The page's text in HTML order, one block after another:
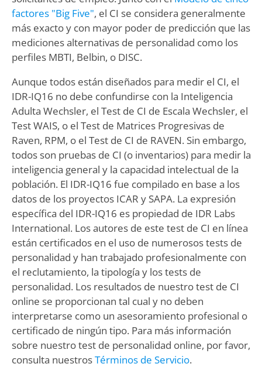
factores "Big Five", el CI se considera generalmente
más exacto y con mayor poder de predicción que las
mediciones alternativas de personalidad como los
perfiles MBTI, Belbin, o DISC.
Aunque todos están diseñados para medir el CI, el
IDR-IQ16 no debe confundirse con la Inteligencia
Adulta Wechsler, el Test de CI de Escala Wechsler, el
Test WAIS, o el Test de Matrices Progresivas de
Raven, RPM, o el Test de CI de RAVEN. Sin embargo,
todos son pruebas de CI (o inventarios) para medir la
inteligencia general y la capacidad intelectual de la
población. El IDR-IQ16 fue compilado en base a los
datos de los proyectos ICAR y SAPA. La expresión
específica del IDR-IQ16 es propiedad de IDR Labs
International. Los autores de este test de CI en línea
están certificados en el uso de numerosos tests de
personalidad y han trabajado profesionalmente con
el reclutamiento, la tipología y los tests de
personalidad. Los resultados de nuestro test de CI
online se proporcionan tal cual y no deben
interpretarse como un asesoramiento profesional o
certificado de ningún tipo. Para más información
sobre nuestro test de personalidad online, por favor,
consulta nuestrosTérminos de Servicio.